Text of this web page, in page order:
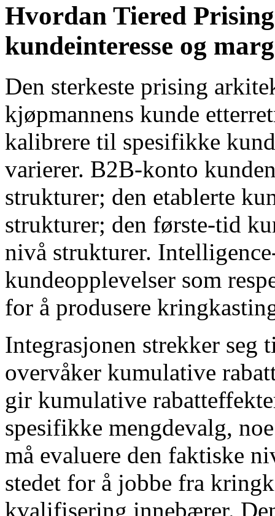
Hvordan Tiered
kundeinteresse og
Den sterkeste prising
kjøpmannens kunde
kalibrere til spesifikke
varierer. B2B-konto
strukturer; den etablerte
strukturer; den første-tid
nivå strukturer.
kundeopplevelser som
for å produsere
Integrasjonen strekker seg
overvåker kumulative
gir kumulative
spesifikke mengdevalg,
må evaluere den faktiske
stedet for å jobbe fra
kvalifisering innebærer.